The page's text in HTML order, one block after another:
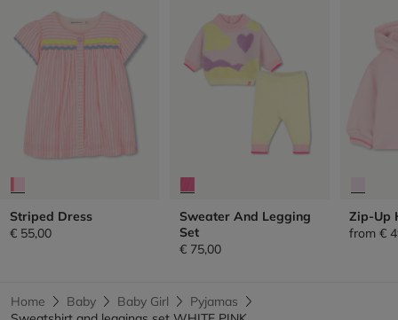
Striped Dress
€ 55,00
Sweater And Legging
Set
€ 75,00
Zip-Up
from€
Home Baby Baby Girl
Pyjamas